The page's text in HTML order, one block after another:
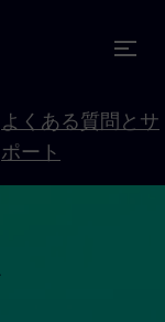
よくある質問とサ
ポート